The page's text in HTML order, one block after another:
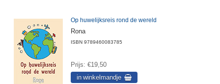
Op huwelijksreis rond de wereld
Rona
ISBN 9789460083785
Prijs €19,50